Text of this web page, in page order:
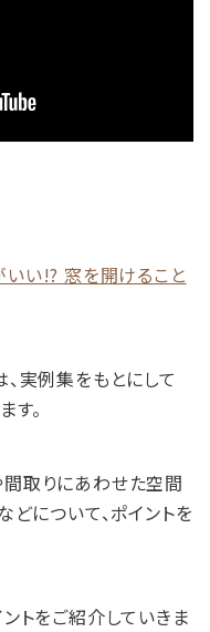
い!? 窓を開けること
実例集をもとにして
す。
取りにあわせた空間
どについて、ポイントを
トをご紹介していきま